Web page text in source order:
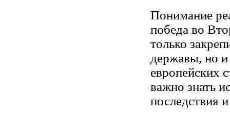
Понимание
победа во
только
державы, но
европейских
важно знать
последствия